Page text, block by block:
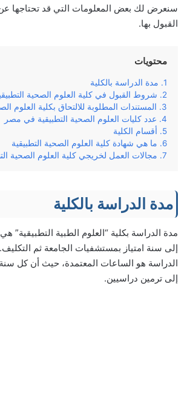
سنعرض لك بعض المعلومات التي قد تحتاجها عن
القبول بها.
محتويات
مدة الدراسة بالكلية
شروط القبول في كلية العلوم الصحية
المستندات المطلوبة‏ للالتحاق بكلية العلوم
عدد كليات العلوم الصحية التطبيقية في مصر
أقسام الكلية
ما هي شهادة كلية العلوم الصحية التطبيقية
مجالات العمل لخريجي كلية العلوم الصحية
مدة الدراسة بالكلية
إلى سنة امتياز بمستشفيات الجامعة ثم
الدراسة هو الساعات المعتمدة، حيث أن كل
إلى ترمين دراسيين.